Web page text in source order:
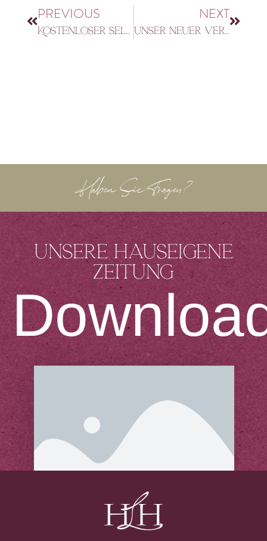
PREVIOUS
Kostenloser Selbsttest vor Ort
NEXT
Unser neuer Veranstaltungs-kalender 2022
Haben Sie Fragen?
Unsere hauseigene
Zeitung